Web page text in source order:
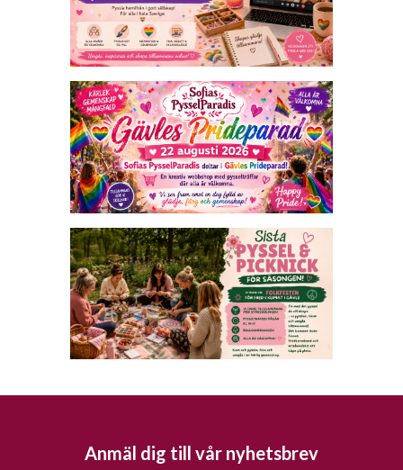
Anmäl dig till vår nyhetsbrev